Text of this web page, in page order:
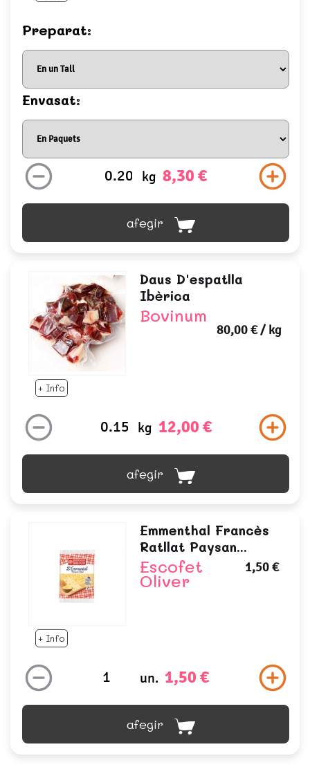
Preparat:
Envasat:
kg 8,30 €
afegir
+ Info
Daus D'espatlla
Ibèrica
Bovinum
80,00 €/ kg
kg 12,00 €
afegir
+ Info
Emmenthal Francès
Ratllat Paysan...
Escofet
Oliver
1,50 €
un. 1,50 €
afegir